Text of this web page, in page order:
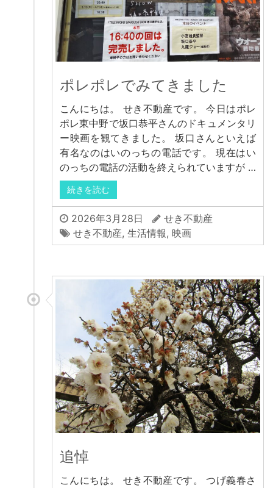
ポレポレでみてきました
こんにちは。 せき不動産です。 今日はポレ
ポレ東中野で坂口恭平さんのドキュメンタリ
ー映画を観てきました。 坂口さんといえば
有名なのはいのっちの電話です。 現在はい
のっちの電話の活動を終えられていますが …
続きを読む
2026年3月28日
せき不動産
せき不動産, 生活情報, 映画
追悼
こんにちは。 せき不動産です。 つげ義春さ